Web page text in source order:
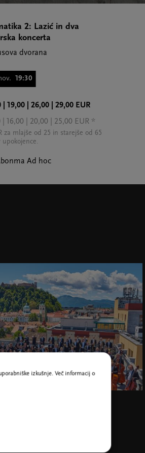
2: Lazić in dva
koncerta
dvorana
19:30
| 19,00 | 26,00 | 29,00 EUR
| 16,00 | 20,00 | 25,00 EUR *
za mlajše od 25 in starejše od 65
upokojence.
Ad hoc
izkušnje. Več informacij o